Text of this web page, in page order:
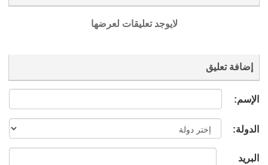
لايوجد تعليقات لعرضها
إضافة تعليق
الإسم:
الدولة:
البريد